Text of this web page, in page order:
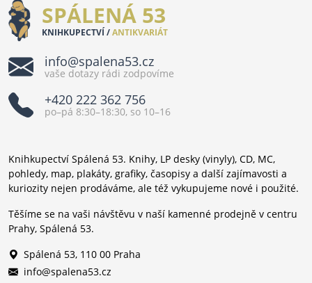
SPÁLENÁ 53
KNIHKUPECTVÍ /ANTIKVARIÁT
info@spalena53.cz
vaše dotazy rádi zodpovíme
+420 222 362 756
po–pá 8:30–18:30, so 10–16
Knihkupectví Spálená 53. Knihy, LP desky (vinyly), CD, MC,
pohledy, map, plakáty, grafiky, časopisy a další zajímavosti a
kuriozity nejen prodáváme, ale též vykupujeme nové i použité.
Těšíme se na vaši návštěvu v naší kamenné prodejně v centru
Prahy, Spálená 53.
Spálená 53, 110 00 Praha
info@spalena53.cz